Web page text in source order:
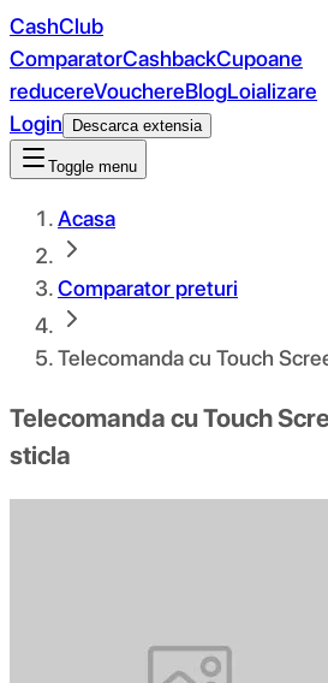
CashClub
ComparatorCashbackCupoane
reducereVouchereBlogLoializare
Login
Descarca extensia
Toggle menu
Acasa
Comparator preturi
Telecomanda cu Touch
Telecomanda cu Touch
sticla